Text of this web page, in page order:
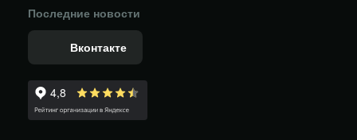
Последние новости
Вконтакте